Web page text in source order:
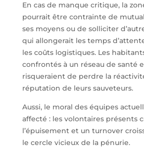
En cas de manque critique, la
pourrait être contrainte de
ses moyens ou de solliciter
qui allongerait les temps
les coûts logistiques. Les
confrontés à un réseau de santé
risqueraient de perdre la
réputation de leurs sauveteurs.
Aussi, le moral des équipes
affecté : les volontaires présents
l’épuisement et un turnover
le cercle vicieux de la pénurie.